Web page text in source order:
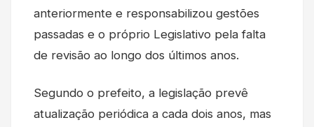
anteriormente e responsabilizou gestões
passadas e o próprio Legislativo pela falta
de revisão ao longo dos últimos anos.
Segundo o prefeito, a legislação prevê
atualização periódica a cada dois anos, mas